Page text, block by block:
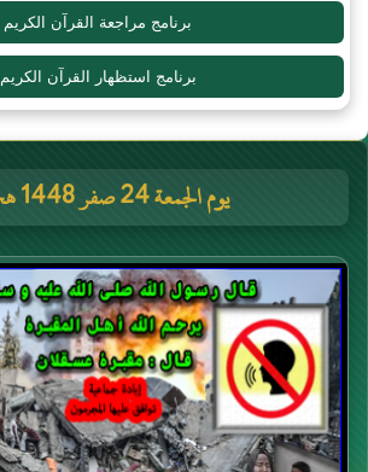
برنامج مراجعة القرآن الكريم
برنامج استظهار القرآن الكريم
يوم الجمعة 24 صفر 1448 هجرية